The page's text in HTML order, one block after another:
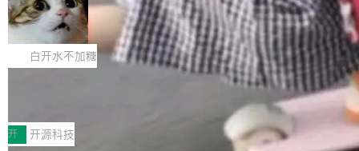
_amf) filter SMPTE 2094-50 元数据支持和直
通 ProRes RAW VideoToolbox 硬件加速器 AP
on OpenCode Go.」79.8 万次浏览，连带着 #
DeepSeek一天消耗了8万亿# 上了微博热搜——
注意这是 OpenCode 一家的消耗。 OpenCode
是 Anomaly 出品的 AI 编程工具，套餐 10 美元/
月。用户交了 10 美元，就能用 DeepSeek Flas
h 随便写代码，按网友说法：「怎么使劲用也用
不完。」5T 来自免费额度，3T 来自 Go...
NetBSD 11.0 正式发布
NetBSD 11.0 现已正式发布，这是 NetBSD 操
作系统的第十八个主要版本。 自 NetBSD 10.1
以来的变化 更新亮点： 新增对 RISC-V 处理器
架构的支持。NetBSD 11.0 是首个支持 64 位 R
ISC-V 平台的稳定版本，涵盖一系列基于 StarFi
ve JH71XX 的设备，例如 VisionFive 2、PINE
白开水不加糖
案
8月1日，2026 ChinaJoy期间，鸿蒙游戏增长臻
享会在上海举办。鸿蒙生态的全场景智慧营销平
开 开源科技